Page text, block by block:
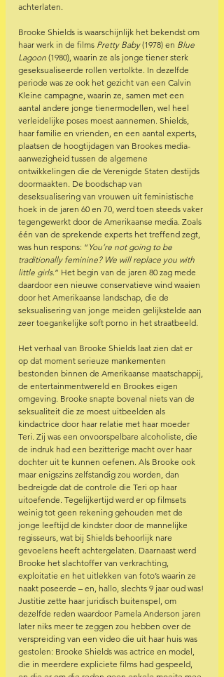
achterlaten.
Brooke Shields is waarschijnlijk het bekendst om
haar werk in de films Pretty Baby (1978) en Blue
Lagoon (1980), waarin ze als jonge tiener sterk
geseksualiseerde rollen vertolkte. In dezelfde
periode was ze ook het gezicht van een Calvin
Kleine campagne, waarin ze, samen met een
aantal andere jonge tienermodellen, wel heel
verleidelijke poses moest aannemen. Shields,
haar familie en vrienden, en een aantal experts,
plaatsen de hoogtijdagen van Brookes media-
aanwezigheid tussen de algemene
ontwikkelingen die de Verenigde Staten destijds
doormaakten. De boodschap van
deseksualisering van vrouwen uit feministische
hoek in de jaren 60 en 70, werd toen steeds vaker
tegengewerkt door de Amerikaanse media. Zoals
één van de sprekende experts het treffend zegt,
was hun respons: “ You’re not going to be
traditionally feminine? We will replace you with
little girls.” Het begin van de jaren 80 zag mede
daardoor een nieuwe conservatieve wind waaien
door het Amerikaanse landschap, die de
seksualisering van jonge meiden gelijkstelde aan
zeer toegankelijke soft porno in het straatbeeld.
Het verhaal van Brooke Shields laat zien dat er
op dat moment serieuze mankementen
bestonden binnen de Amerikaanse maatschappij,
de entertainmentwereld en Brookes eigen
omgeving. Brooke snapte bovenal niets van de
seksualiteit die ze moest uitbeelden als
kindactrice door haar relatie met haar moeder
Teri. Zij was een onvoorspelbare alcoholiste, die
de indruk had een bezitterige macht over haar
dochter uit te kunnen oefenen. Als Brooke ook
maar enigszins zelfstandig zou worden, dan
bedreigde dat de controle die Teri op haar
uitoefende. Tegelijkertijd werd er op filmsets
weinig tot geen rekening gehouden met de
jonge leeftijd de kindster door de mannelijke
regisseurs, wat bij Shields behoorlijk nare
gevoelens heeft achtergelaten. Daarnaast werd
Brooke het slachtoffer van verkrachting,
exploitatie en het uitlekken van foto’s waarin ze
naakt poseerde – en, hallo, slechts 9 jaar oud was!
Justitie zette haar juridisch buitenspel, om
dezelfde reden waardoor Pamela Anderson jaren
later niks meer te zeggen zou hebben over de
verspreiding van een video die uit haar huis was
gestolen: Brooke Shields was actrice en model,
die in meerdere expliciete films had gespeeld,